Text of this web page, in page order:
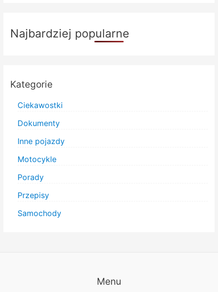
Najbardziej popularne
Kategorie
Ciekawostki
Dokumenty
Inne pojazdy
Motocykle
Porady
Przepisy
Samochody
Menu